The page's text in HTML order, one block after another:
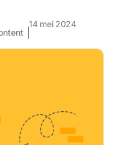
14 mei 2024